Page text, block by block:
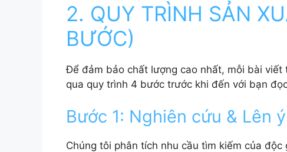
2. QUY TRÌNH SẢN
BƯỚC)
Để đảm bảo chất lượng cao nhất, mỗi bài viết
qua quy trình 4 bước trước khi đến với bạn
Bước 1: Nghiên cứu & Lên
Chúng tôi phân tích nhu cầu tìm kiếm của